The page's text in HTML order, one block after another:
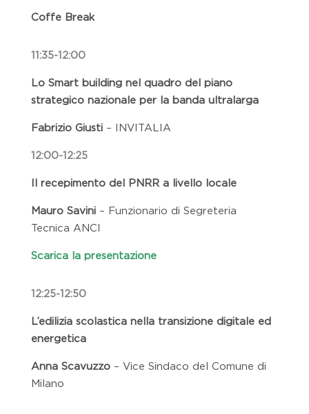
Coffe Break
11:35-12:00
Lo Smart building nel quadro del piano
strategico nazionale per la banda ultralarga
Fabrizio Giusti– INVITALIA
12:00-12:25
Il recepimento del PNRR a livello locale
Mauro Savini– Funzionario di Segreteria
Tecnica ANCI
Scarica la presentazione
12:25-12:50
L’edilizia scolastica nella transizione digitale ed
energetica
Anna Scavuzzo – Vice Sindaco del Comune di
Milano